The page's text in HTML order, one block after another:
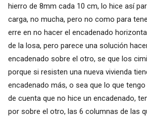
hierro de 8mm cada 10 cm, lo hice así
carga, no mucha, pero no como para
erre en no hacer el encadenado
de la losa, pero parece una solución
encadenado sobre el otro, se que los
porque si resisten una nueva vivienda
encadenado más, o sea que lo que
de cuenta que no hice un encadenado,
por sobre el otro, las 6 columnas de las